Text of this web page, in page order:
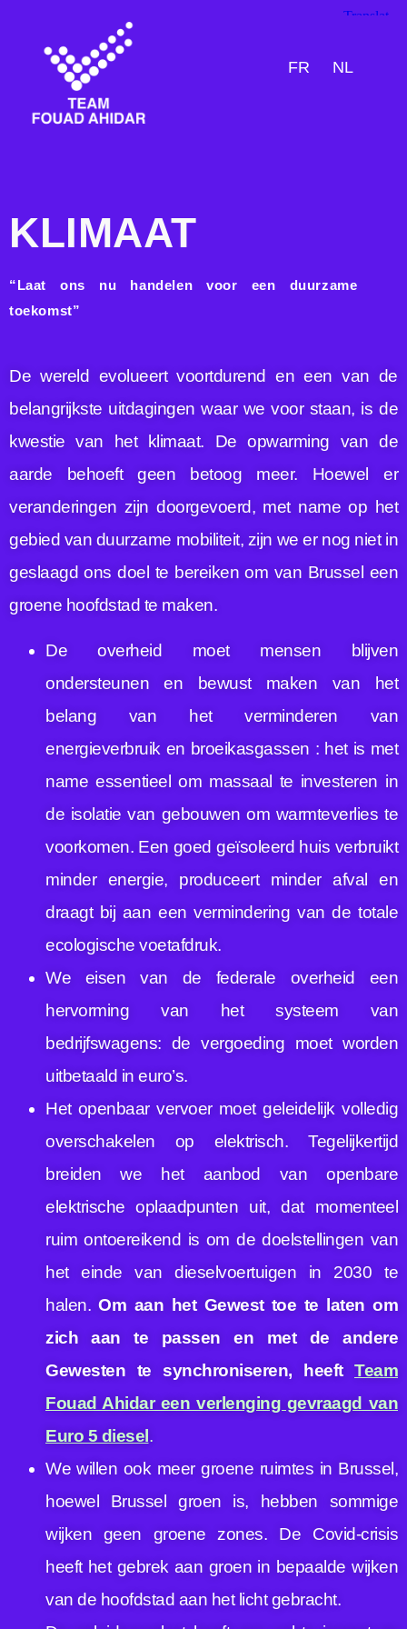
FR NL
Klimaat
KLIMAAT
“Laat ons nu handelen voor een duurzame
toekomst”
De wereld evolueert voortdurend en een van de
belangrijkste uitdagingen waar we voor staan, is de
kwestie van het klimaat. De opwarming van de
aarde behoeft geen betoog meer. Hoewel er
veranderingen zijn doorgevoerd, met name op het
gebied van duurzame mobiliteit, zijn we er nog niet in
geslaagd ons doel te bereiken om van Brussel een
groene hoofdstad te maken.
De overheid moet mensen blijven
ondersteunen en bewust maken van het
belang van het verminderen van
energieverbruik en broeikasgassen : het is met
name essentieel om massaal te investeren in
de isolatie van gebouwen om warmteverlies te
voorkomen. Een goed geïsoleerd huis verbruikt
minder energie, produceert minder afval en
draagt bij aan een vermindering van de totale
ecologische voetafdruk.
We eisen van de federale overheid een
hervorming van het systeem van
bedrijfswagens: de vergoeding moet worden
uitbetaald in euro’s.
Het openbaar vervoer moet geleidelijk volledig
overschakelen op elektrisch. Tegelijkertijd
breiden we het aanbod van openbare
elektrische oplaadpunten uit, dat momenteel
ruim ontoereikend is om de doelstellingen van
het einde van dieselvoertuigen in 2030 te
halen.Om aan het Gewest toe te laten om
zich aan te passen en met de andere
Gewesten te synchroniseren, heeft Team
Fouad Ahidar een verlenging gevraagd van
Euro 5 diese .
We willen ook meer groene ruimtes in Brussel,
hoewel Brussel groen is, hebben sommige
wijken geen groene zones. De Covid-crisis
heeft het gebrek aan groen in bepaalde wijken
van de hoofdstad aan het licht gebracht.